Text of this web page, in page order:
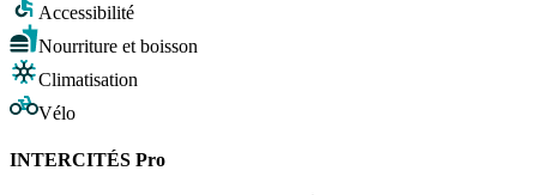
Accessibilité
Nourriture et boisson
Climatisation
Vélo
INTERCITÉS Pro